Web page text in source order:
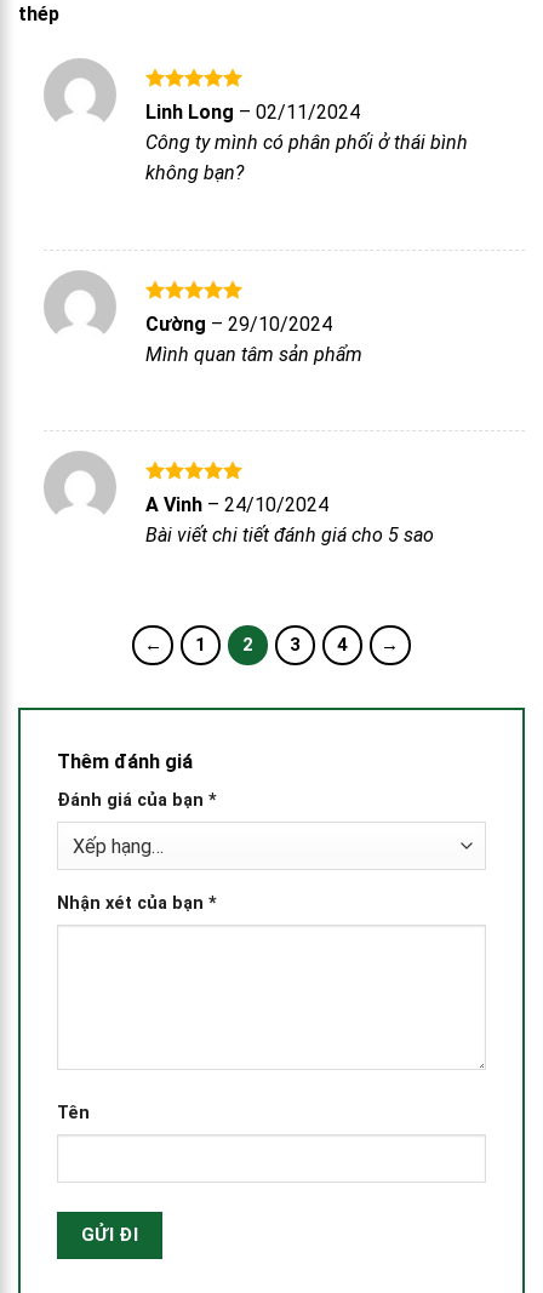
thép
Được xếp
sao
Linh Long – 02/11/2024
Công ty mình có phân phối ở thái bình
không bạn?
Được xếp
55
sao
Cường – 29/10/2024
Mình quan tâm sản phẩm
Được xếp
sao
A Vinh – 24/10/2024
Bài viết chi tiết đánh giá cho 5 sao
← 1 2 3 4 →
Thêm đánh giá
Đánh giá của bạn *
Nhận xét của bạn *
Tên